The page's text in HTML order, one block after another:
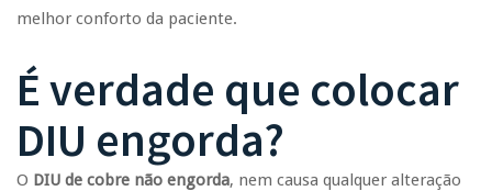
melhor conforto da paciente.
É verdade que colocar
DIU engorda?
O DIU de cobre não engorda, nem causa qualquer alteração